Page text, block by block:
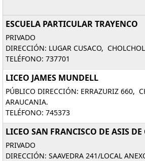
ESCUELA PARTICULAR TRAYENCO
PRIVADO
DIRECCIÓN: LUGAR CUSACO,
TELÉFONO: 737701
LICEO JAMES MUNDELL
PÚBLICO DIRECCIÓN: ERRAZURIZ 660,
ARAUCANIA.
TELÉFONO: 745373
LICEO SAN FRANCISCO DE ASIS
PRIVADO
DIRECCIÓN: SAAVEDRA 241/LOCAL